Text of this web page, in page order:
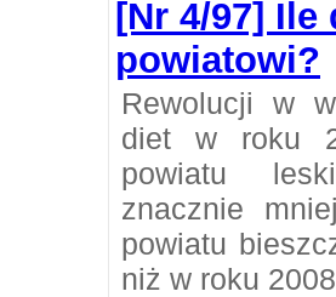
[Nr 4/97]
powiatowi?
Rewolucji w
diet w roku
powiatu
znacznie
powiatu
niż w roku